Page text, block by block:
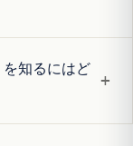
知るにはど
+